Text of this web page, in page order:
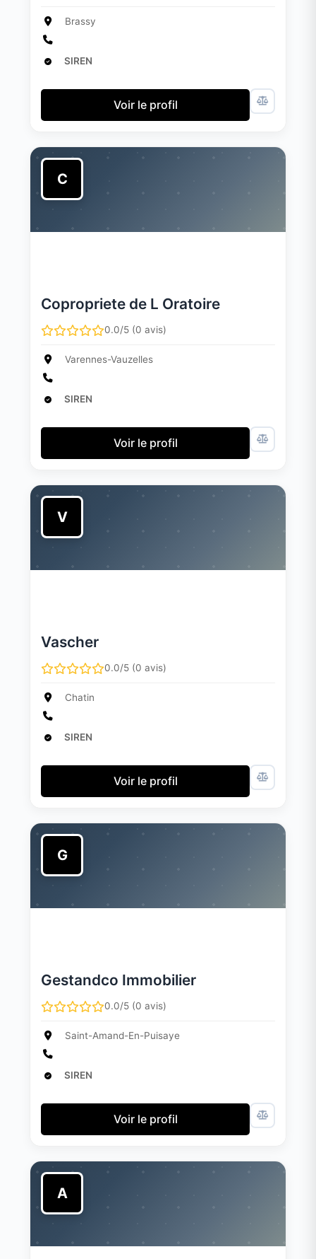
Brassy
SIREN
Voir le profil
C
Copropriete de L Oratoire
0.0/5 (0 avis)
Varennes-Vauzelles
SIREN
Voir le profil
V
Vascher
0.0/5 (0 avis)
Chatin
SIREN
Voir le profil
G
Gestandco Immobilier
0.0/5 (0 avis)
Saint-Amand-En-Puisaye
SIREN
Voir le profil
A